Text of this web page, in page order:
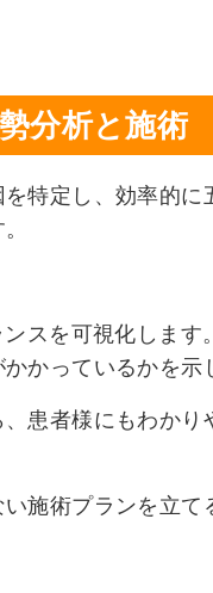
分析と施術
特定し、効率的に
スを可視化します
かっているかを示
患者様にもわかり
施術プランを立て